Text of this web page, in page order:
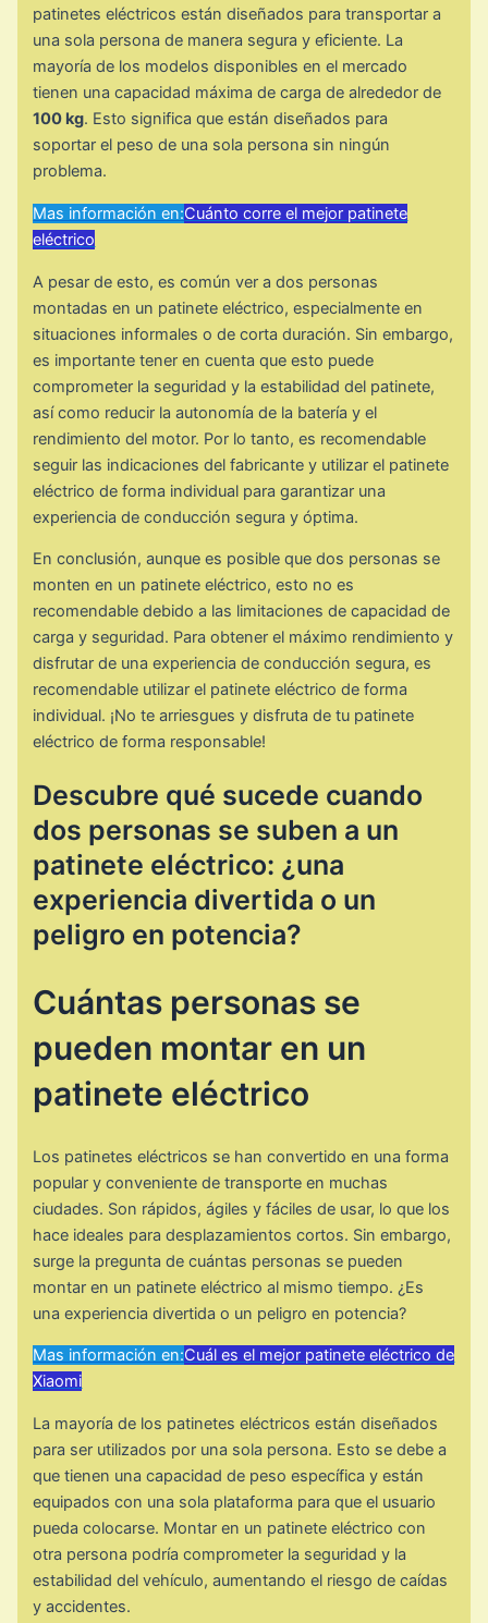
patinetes eléctricos están diseñados para transportar a
una sola persona de manera segura y eficiente. La
mayoría de los modelos disponibles en el mercado
tienen una capacidad máxima de carga de alrededor de
100 kg. Esto significa que están diseñados para
soportar el peso de una sola persona sin ningún
problema.
Mas información en:Cuánto corre el mejor patinete
eléctrico
A pesar de esto, es común ver a dos personas
montadas en un patinete eléctrico, especialmente en
situaciones informales o de corta duración. Sin embargo,
es importante tener en cuenta que esto puede
comprometer la seguridad y la estabilidad del patinete,
así como reducir la autonomía de la batería y el
rendimiento del motor. Por lo tanto, es recomendable
seguir las indicaciones del fabricante y utilizar el patinete
eléctrico de forma individual para garantizar una
experiencia de conducción segura y óptima.
En conclusión, aunque es posible que dos personas se
monten en un patinete eléctrico, esto no es
recomendable debido a las limitaciones de capacidad de
carga y seguridad. Para obtener el máximo rendimiento y
disfrutar de una experiencia de conducción segura, es
recomendable utilizar el patinete eléctrico de forma
individual. ¡No te arriesgues y disfruta de tu patinete
eléctrico de forma responsable!
Descubre qué sucede cuando
dos personas se suben a un
patinete eléctrico: ¿una
experiencia divertida o un
peligro en potencia?
Cuántas personas se
pueden montar en un
patinete eléctrico
Los patinetes eléctricos se han convertido en una forma
popular y conveniente de transporte en muchas
ciudades. Son rápidos, ágiles y fáciles de usar, lo que los
hace ideales para desplazamientos cortos. Sin embargo,
surge la pregunta de cuántas personas se pueden
montar en un patinete eléctrico al mismo tiempo. ¿Es
una experiencia divertida o un peligro en potencia?
Mas información en:Cuál es el mejor patinete eléctrico de
Xiaomi
La mayoría de los patinetes eléctricos están diseñados
para ser utilizados por una sola persona. Esto se debe a
que tienen una capacidad de peso específica y están
equipados con una sola plataforma para que el usuario
pueda colocarse. Montar en un patinete eléctrico con
otra persona podría comprometer la seguridad y la
estabilidad del vehículo, aumentando el riesgo de caídas
y accidentes.